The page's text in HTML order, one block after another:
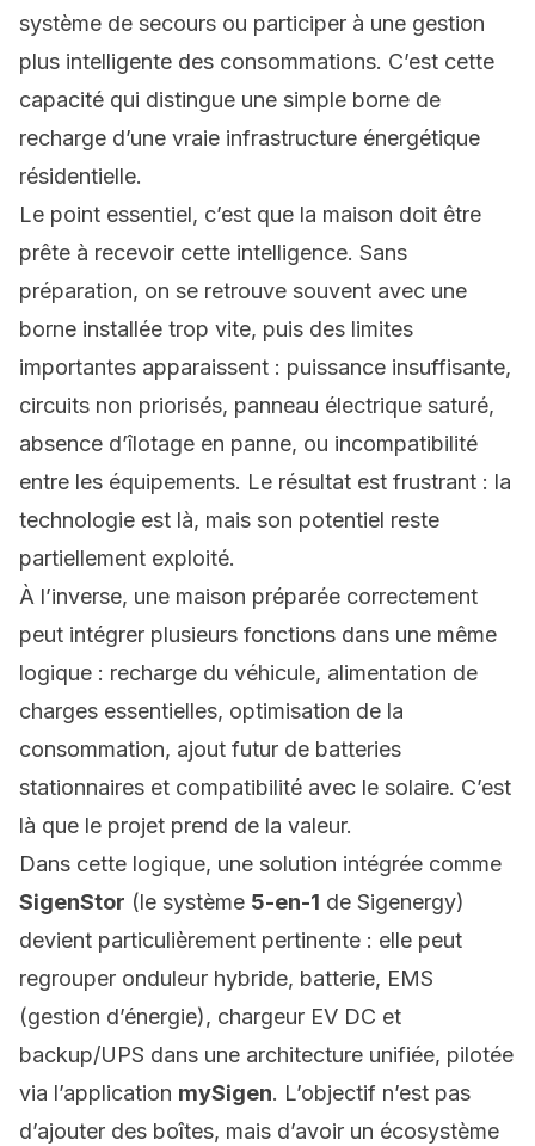
système de secours ou participer à une gestion
plus intelligente des consommations. C’est cette
capacité qui distingue une simple borne de
recharge d’une vraie infrastructure énergétique
résidentielle.
Le point essentiel, c’est que la maison doit être
prête à recevoir cette intelligence. Sans
préparation, on se retrouve souvent avec une
borne installée trop vite, puis des limites
importantes apparaissent : puissance insuffisante,
circuits non priorisés, panneau électrique saturé,
absence d’îlotage en panne, ou incompatibilité
entre les équipements. Le résultat est frustrant : la
technologie est là, mais son potentiel reste
partiellement exploité.
À l’inverse, une maison préparée correctement
peut intégrer plusieurs fonctions dans une même
logique : recharge du véhicule, alimentation de
charges essentielles, optimisation de la
consommation, ajout futur de batteries
stationnaires et compatibilité avec le solaire. C’est
là que le projet prend de la valeur.
Dans cette logique, une solution intégrée comme
SigenStor (le système 5-en-1 de Sigenergy)
devient particulièrement pertinente : elle peut
regrouper onduleur hybride, batterie, EMS
(gestion d’énergie), chargeur EV DC et
backup/UPS dans une architecture unifiée, pilotée
via l’application mySigen. L’objectif n’est pas
d’ajouter des boîtes, mais d’avoir un écosystème